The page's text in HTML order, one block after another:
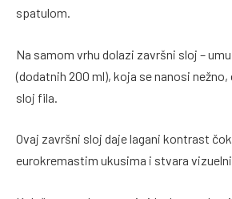
spatulom.
Na samom vrhu dolazi završni sloj –
(dodatnih 200 ml), koja se nanosi nežno,
sloj fila.
Ovaj završni sloj daje lagani kontrast
eurokremastim ukusima i stvara